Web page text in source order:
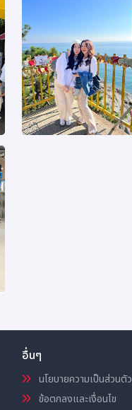
อื่นๆ
นโยบายความเป็นส่วนตัว
ข้อตกลงและเงื่อนไข